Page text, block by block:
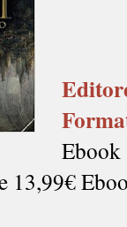
Ebook
13,99€